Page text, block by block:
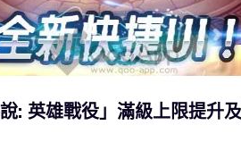
: 英雄戰役」滿級上限提升